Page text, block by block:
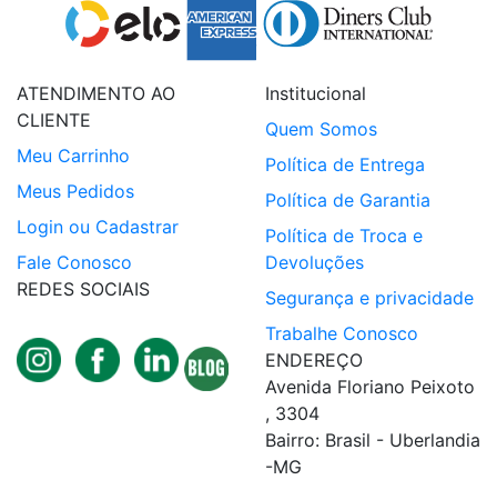
ATENDIMENTO AO
CLIENTE
Meu Carrinho
Meus Pedidos
Login ou Cadastrar
Fale Conosco
REDES SOCIAIS
Institucional
Quem Somos
Política de Entrega
Política de Garantia
Política de Troca e
Devoluções
Segurança e privacidade
Trabalhe Conosco
ENDEREÇO
Avenida Floriano Peixoto
, 3304
Bairro: Brasil - Uberlandia
-MG